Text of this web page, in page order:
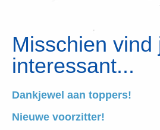
Misschien vind
interessant...
Dankjewel aan toppers!
Nieuwe voorzitter!